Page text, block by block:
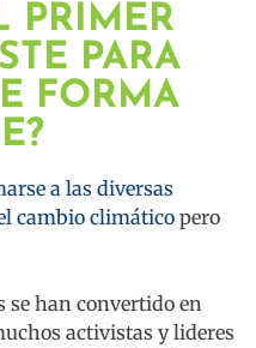
PRIMER
PARA
FORMA
a las diversas
cambio climático pero
se han convertido en
activistas y lideres